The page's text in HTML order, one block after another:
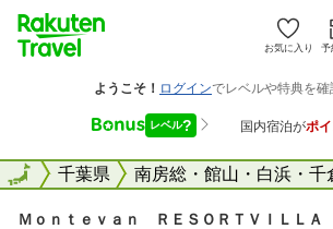
お気に入り 予
全国千葉県 南房総・館山・白浜・千
全国
Ｍｏｎｔｅｖａｎ ＲＥＳＯＲＴＶＩＬＬＡ